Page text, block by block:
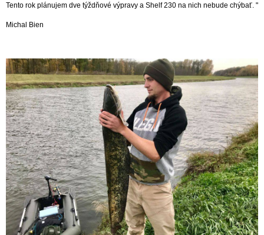
Tento rok plánujem dve týždňové výpravy a Shelf 230 na nich nebude chýbať. "
Michal Bien